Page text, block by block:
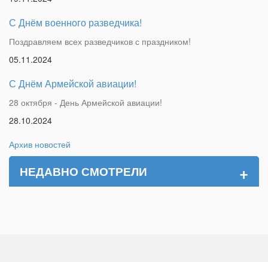
С Днём военного разведчика!
Поздравляем всех разведчиков с праздником!
05.11.2024
С Днём Армейской авиации!
28 октября - День Армейской авиации!
28.10.2024
Архив новостей
НЕДАВНО СМОТРЕЛИ +